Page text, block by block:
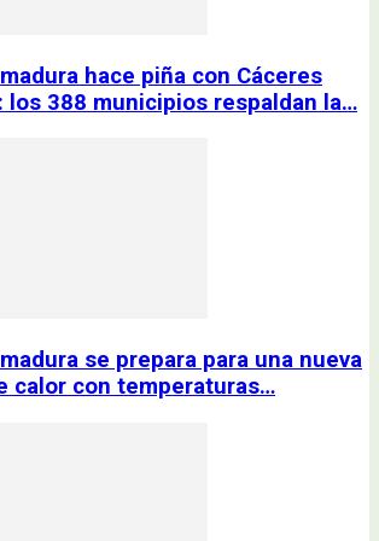
hace piña con Cáceres
los 388 municipios respaldan la…
se prepara para una nueva
calor con temperaturas…